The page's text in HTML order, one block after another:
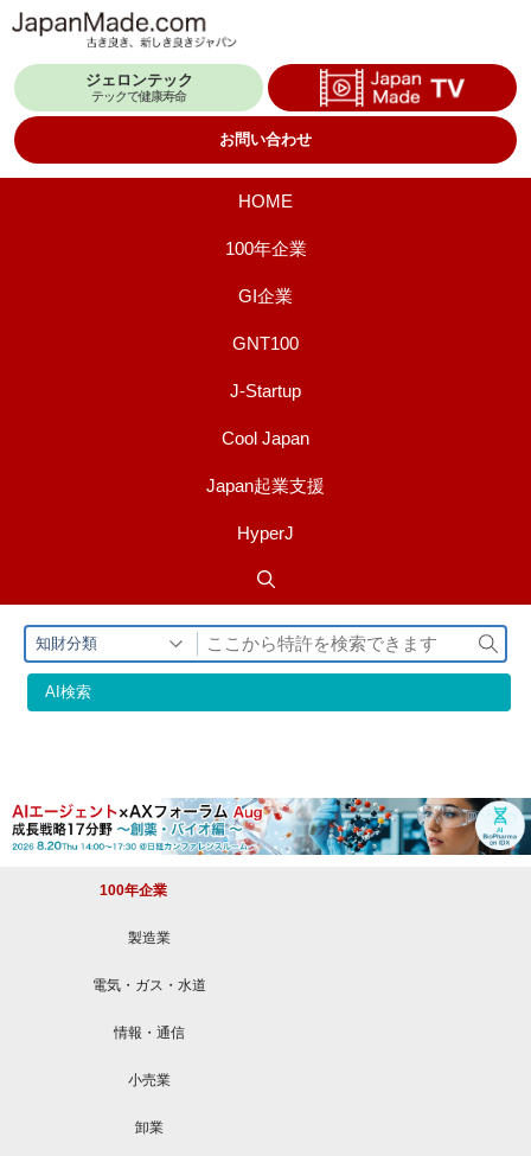
テ
ジェロンテック
テックで健康寿命
お問い合わせ
HOME
100年企業
GI企業
GNT100
J-Startup
Cool Japan
Japan起業支援
HyperJ
知財分類
検
索
AI検索
100年企業
製造業
電気・ガス・水道
情報・通信
小売業
卸業